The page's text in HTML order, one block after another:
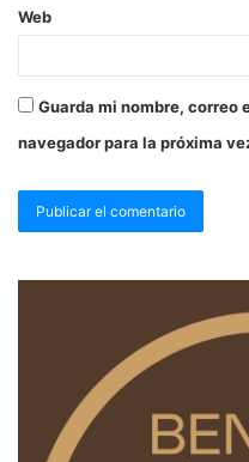
Web
Guarda mi nombre, correo
navegador para la próxima